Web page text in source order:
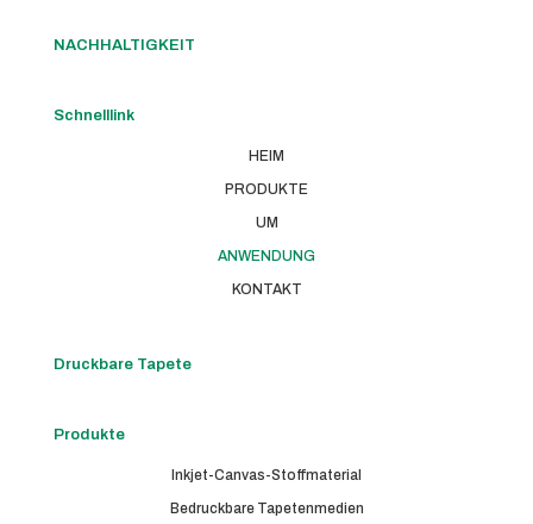
NACHHALTIGKEIT
Schnelllink
HEIM
PRODUKTE
UM
ANWENDUNG
KONTAKT
Druckbare Tapete
Produkte
Inkjet-Canvas-Stoffmaterial
Bedruckbare Tapetenmedien